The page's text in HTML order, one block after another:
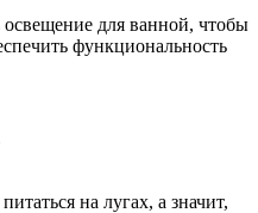
для ванной, чтобы
функциональность
на лугах, а значит,